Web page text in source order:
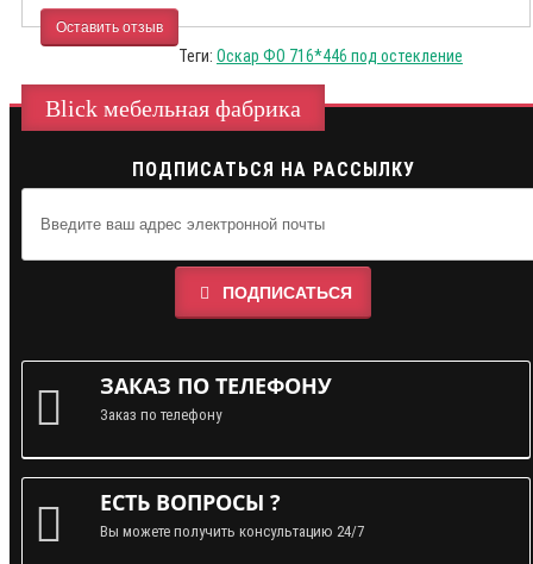
Оставить отзыв
Теги: Оскар ФО 716*446 под остекление
Blick мебельная фабрика
ПОДПИСАТЬСЯ НА РАССЫЛКУ
ПОДПИСАТЬСЯ
ЗАКАЗ ПО ТЕЛЕФОНУ
Заказ по телефону
ЕСТЬ ВОПРОСЫ ?
Вы можете получить консультацию 24/7